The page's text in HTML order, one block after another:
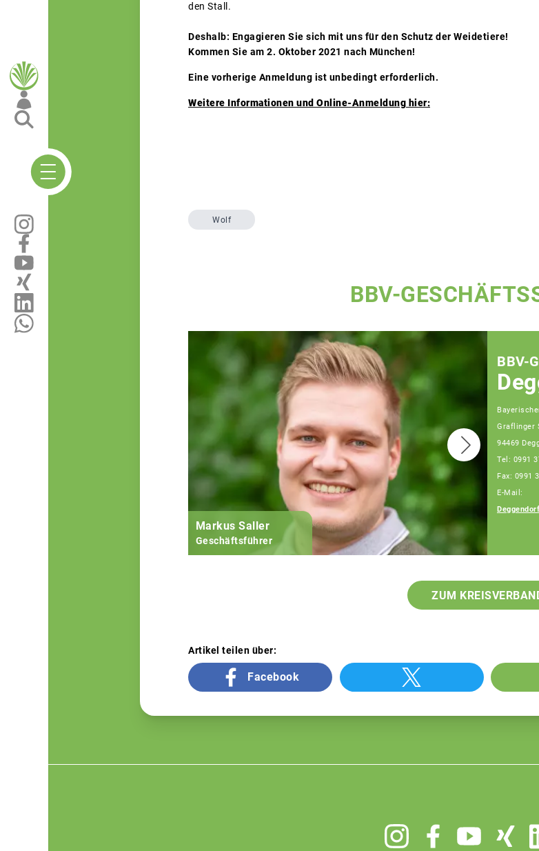
den Stall.
Deshalb: Engagieren Sie sich mit uns für den Schutz der Weidetiere!
Kommen Sie am 2. Oktober 2021 nach München!
Eine vorherige Anmeldung ist unbedingt erforderlich.
Weitere Informationen und Online-Anmeldung hier:
Wolf
BBV-
Markus Saller
Geschäftsführer
BBV-
Graflinger
94469
Tel: 0991
Fax: 0991
E-Mail:
ZUM
Artikel teilen über:
Facebook